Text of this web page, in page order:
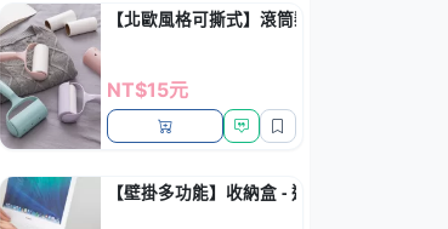
【北歐風格可撕式】滾筒黏毛器 - 寵物毛髮
NT$15元
【壁掛多功能】收納盒 - 遙控器手機置物盒